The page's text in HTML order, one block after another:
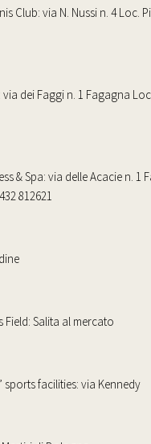
Club: via N. Nussi n. 4 Loc.
dei Faggi n. 1 Fagagna
& Spa: via delle Acacie n. 1
812621
Field: Salita al mercato
sports facilities: via Kennedy